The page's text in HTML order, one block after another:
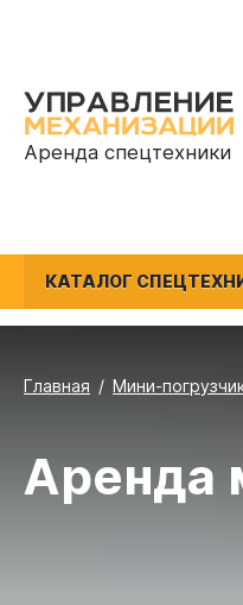
Аренда спецтехники
КАТАЛОГ
Главная Мини-
Аренда